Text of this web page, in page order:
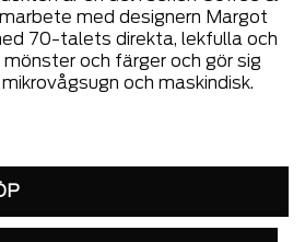
med designern Margot
70-talets direkta, lekfulla och
mönster och färger och gör sig
och maskindisk.